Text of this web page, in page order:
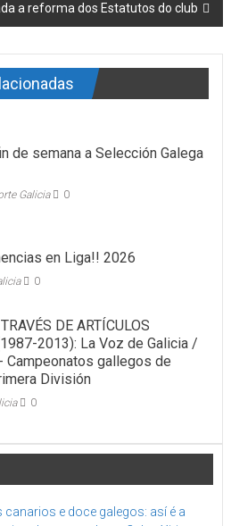
a reforma dos Estatutos do club
de semana a Selección Galega
Galicia 0
en Liga!! 2026
0
DE ARTÍCULOS
2013): La Voz de Galicia /
Campeonatos gallegos de
División
0
canarios e doce galegos: así é a